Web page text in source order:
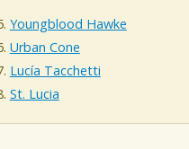
Youngblood Hawke
Urban Cone
Lucía Tacchetti
St. Lucia